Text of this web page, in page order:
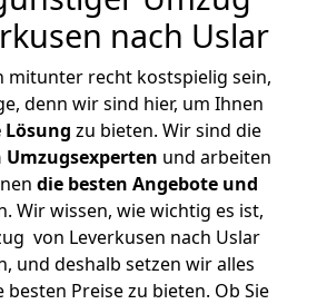
nach Uslar
mitunter recht kostspielig sein,
denn wir sind hier, um Ihnen
Lösung zu bieten. Wir sind die
und arbeiten
die besten Angebote und
Wir wissen, wie wichtig es ist,
von Leverkusen nach Uslar
und deshalb setzen wir alles
Preise zu bieten. Ob Sie